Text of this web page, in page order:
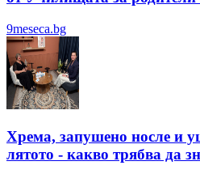
9meseca.bg
Хрема, запушено носле и
лятотo - какво трябва да